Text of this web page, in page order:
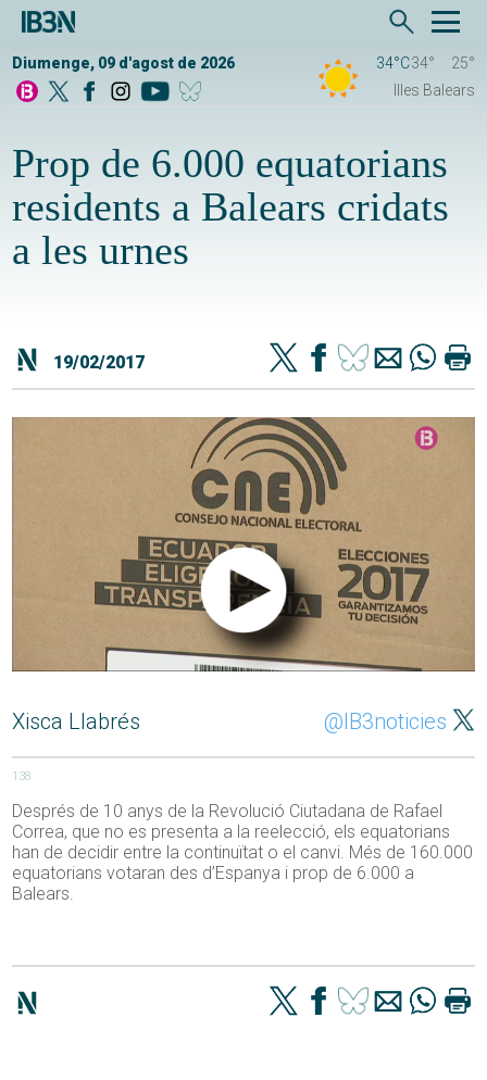
Diumenge, 09 d'agost de 2026 34°C34°
25°
Illes Balears
Prop de 6.000 equatorians
residents a Balears cridats
a les urnes
19/02/2017
Xisca Llabrés @IB3noticies
138
Després de 10 anys de la Revolució Ciutadana de Rafael
Correa, que no es presenta a la reelecció, els equatorians
han de decidir entre la continuïtat o el canvi. Més de 160.000
equatorians votaran des d’Espanya i prop de 6.000 a
Balears.